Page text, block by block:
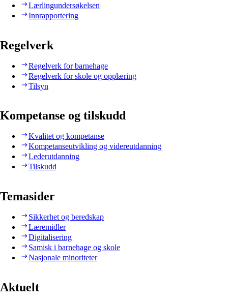
Lærlingundersøkelsen
Innrapportering
Regelverk
Regelverk for barnehage
Regelverk for skole og opplæring
Tilsyn
Kompetanse og tilskudd
Kvalitet og kompetanse
Kompetanseutvikling og videreutdanning
Lederutdanning
Tilskudd
Temasider
Sikkerhet og beredskap
Læremidler
Digitalisering
Samisk i barnehage og skole
Nasjonale minoriteter
Aktuelt